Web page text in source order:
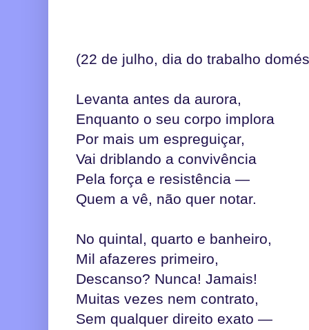
(22 de julho, dia do trabalho
Levanta antes da aurora,
Enquanto o seu corpo implora
Por mais um espreguiçar,
Vai driblando a convivência
Pela força e resistência —
Quem a vê, não quer notar.
No quintal, quarto e banheiro,
Mil afazeres primeiro,
Descanso? Nunca! Jamais!
Muitas vezes nem contrato,
Sem qualquer direito exato —